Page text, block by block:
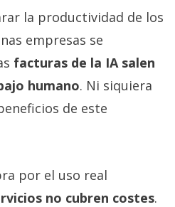
la productividad de los
empresas se
facturas de la IA salen
humano. Ni siquiera
de este
por el uso real
no cubren costes.